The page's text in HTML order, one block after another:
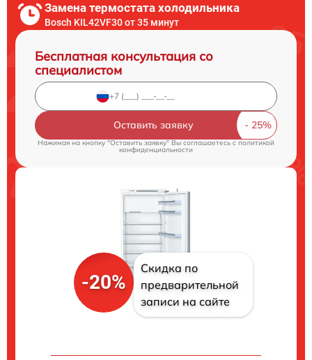
Замена термостата холодильника
Bosch KIL42VF30 от 35 минут
Бесплатная консультация со
специалистом
Оставить заявку
Нажимая на кнопку "Оставить заявку" Вы соглашаетесь cполитикой
конфиденциальности
-20%
Скидка по
предварительной
записи на сайте